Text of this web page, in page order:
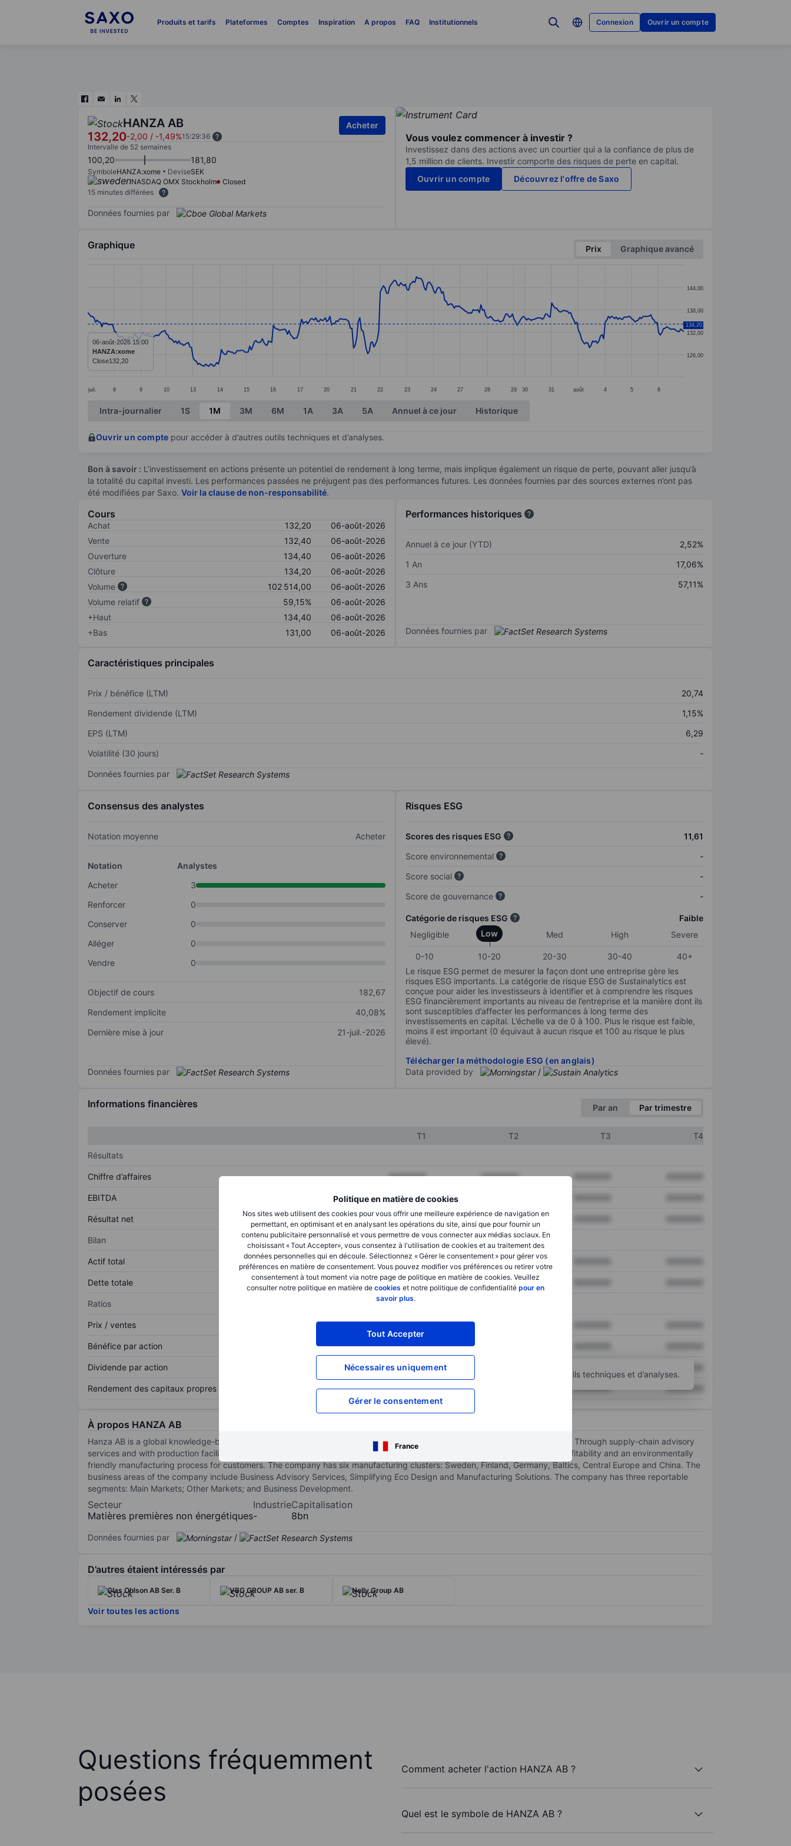
Produits et tarifs Plateformes Comptes Inspiration A propos FAQ Institutionnels Connexion Ouvrir un compte
Politique en matière de cookies
Nos sites web utilisent des cookies pour vous offrir une meilleure expérience de navigation en
permettant, en optimisant et en analysant les opérations du site, ainsi que pour fournir un
contenu publicitaire personnalisé et vous permettre de vous connecter aux médias sociaux. En
choisissant « Tout Accepter», vous consentez à l'utilisation de cookies et au traitement des
données personnelles qui en découle. Sélectionnez « Gérer le consentement » pour gérer vos
préférences en matière de consentement. Vous pouvez modifier vos préférences ou retirer votre
consentement à tout moment via notre page de politique en matière de cookies. Veuillez
consulter notre politique en matière de cookies et notre politique de confidentialité pour en
savoir plus.
Tout Accepter
Nécessaires uniquement
Gérer le consentement
France
HANZA AB
132,20-2,00 / -1,49%15:29:36
Acheter
Intervalle de 52 semaines
100,20 181,80
SymboleHANZA:xome DeviseSEK
NASDAQ OMX Stockholm
Closed
15 minutes différées
Données fournies par
Vous voulez commencer à investir ?
Investissez dans des actions avec un courtier qui a la confiance de plus de
1,5 million de clients. Investir comporte des risques de perte en capital.
Ouvrir un compte
Découvrez l'offre de Saxo
Graphique Prix
Graphique avancé
The chart has 1 X axis displaying categories.
The chart has 1 Y axis displaying values. Data ranges from 122.8 to 146.8.
juil. 8 9 10 13 14 15 16 17 20 21 22 23 24 27 28 29 30 31 août 4 5 6
126,00
132,00
138,00
144,00
134,20
06-août-2026 15:00
HANZA:xome
Close132,20
End of interactive chart.
Intra-journalier 1S 1M 3M 6M 1A 3A 5A Annuel à ce jour Historique
Ouvrir un compte pour accéder à d’autres outils techniques et d’analyses.
Bon à savoir : L’investissement en actions présente un potentiel de rendement à long terme, mais implique également un risque de perte, pouvant aller jusqu’à
la totalité du capital investi. Les performances passées ne préjugent pas des performances futures. Les données fournies par des sources externes n’ont pas
été modifiées par Saxo. Voir la clause de non-responsabilité.
Cours
Achat 132,20
06-août-2026
Vente
132,40
06-août-2026
Ouverture
134,40
06-août-2026
Clôture
134,20
06-août-2026
Volume
102 514,00
06-août-2026
Volume relatif
59,15%
06-août-2026
+Haut
134,40
06-août-2026
+Bas
131,00 06-août-2026
Performances historiques
Annuel à ce jour (YTD)
2,52%
1 An
17,06%
3 Ans
57,11%
Données fournies par
Caractéristiques principales
Prix / bénéfice (LTM)
20,74
Rendement dividende (LTM)
1,15%
EPS (LTM)
6,29
Volatilité (30 jours)
-
Données fournies par
Consensus des analystes
Notation moyenne Acheter
Notation
Analystes
Acheter
3
Renforcer
0
Conserver
0
Alléger
0
Vendre
0
Objectif de cours
182,67
Rendement implicite
40,08%
Dernière mise à jour
21-juil.-2026
Données fournies par
Risques ESG
Scores des risques ESG
11,61
Score environnemental
-
Score social
-
Score de gouvernance
-
Catégorie de risques ESG
Faible
Negligible
Low Med High Severe
0-10 10-20 20-30 30-40
40+
Le risque ESG permet de mesurer la façon dont une entreprise gère les
risques ESG importants. La catégorie de risque ESG de Sustainalytics est
conçue pour aider les investisseurs à identifier et à comprendre les risques
ESG financièrement importants au niveau de l’entreprise et la manière dont ils
sont susceptibles d’affecter les performances à long terme des
investissements en capital. L’échelle va de 0 à 100. Plus le risque est faible,
moins il est important (0 équivaut à aucun risque et 100 au risque le plus
élevé).
Télécharger la méthodologie ESG (en anglais)
Data provided by
/
Informations financières Par an Par trimestre
T1 T2 T3
T4
Résultats
Chiffre d’affaires XXXXXXX XXXXXXX
EBITDA XXXXXXX
Résultat net XXXXXXX XXXXXXX
Bilan
Actif total XXXXXXX XXXXXXX
Dette totale XXXXXXX XXXXXXX
Ratios
Prix / ventes XXXXXXX
Bénéfice par action XXXXXXX
Dividende par action XXXXXXX
Rendement des capitaux propres XXXXXXX XXXXXXX XXXXXXX
Ouvrir un compte pour accéder à d’autres outils techniques et d’analyses.
À propos HANZA AB
Hanza AB is a global knowledge-based manufacturing company that modernizes and streamlines the manufacturing industry. Through supply-chain advisory
services and with production facilities grouped into regional manufacturing clusters, it creates stable deliveries, increased profitability and an environmentally
friendly manufacturing process for customers. The company has six manufacturing clusters: Sweden, Finland, Germany, Baltics, Central Europe and China. The
business areas of the company include Business Advisory Services, Simplifying Eco Design and Manufacturing Solutions. The company has three reportable
segments: Main Markets; Other Markets; and Business Development.
Secteur
Matières premières non énergétiques
Industrie
-
Capitalisation
8bn
Données fournies par /
D’autres étaient intéressés par
Clas Ohlson AB Ser. B VBG GROUP AB ser. B Nelly Group AB
Voir toutes les actions
Questions fréquemment
posées
Comment acheter l'action HANZA AB ?
Quel est le symbole de HANZA AB ?